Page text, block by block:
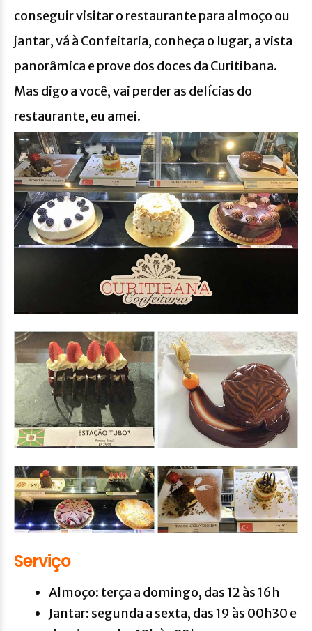
conseguir visitar o restaurante para almoço ou
jantar, vá à Confeitaria, conheça o lugar, a vista
panorâmica e prove dos doces da Curitibana.
Mas digo a você, vai perder as delícias do
restaurante, eu amei.
Serviço
Almoço: terça a domingo, das 12 às 16h
Jantar: segunda a sexta, das 19 às 00h30 e